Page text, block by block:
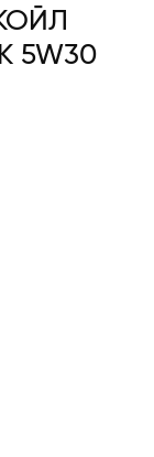
5W30